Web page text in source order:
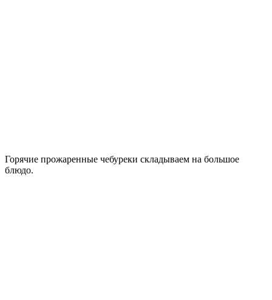
Горячие прожаренные чебуреки складываем на большое
блюдо.